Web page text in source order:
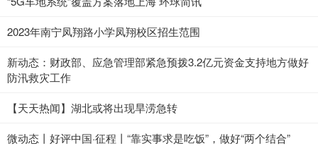
2023年南宁凤翔路小学凤翔校区招生范围
新动态：财政部、应急管理部紧急预拨3.2亿元资金支持地方做好
防汛救灾工作
【天天热闻】湖北或将出现旱涝急转
微动态丨好评中国·征程丨“靠实事求是吃饭”，做好“两个结合”